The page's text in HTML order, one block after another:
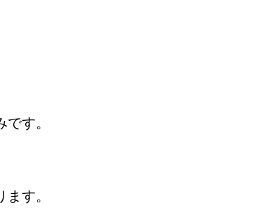
す。
す。